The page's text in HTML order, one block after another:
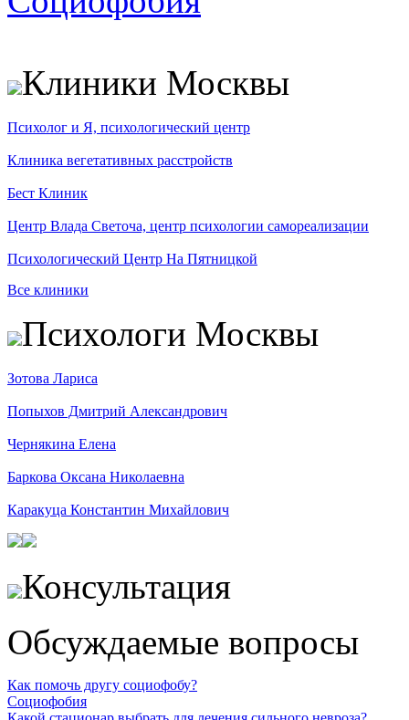
Клиники Москвы
Психолог и Я, психологический центр
Клиника вегетативных расстройств
Бест Клиник
Центр Влада Светоча, центр психологии самореализации
Психологический Центр На Пятницкой
Все клиники
Психологи Москвы
Зотова Лариса
Попыхов Дмитрий Александрович
Чернякина Елена
Баркова Оксана Николаевна
Каракуца Константин Михайлович
Консультация
Обсуждаемые вопросы
Как помочь другу социофобу?
Социофобия